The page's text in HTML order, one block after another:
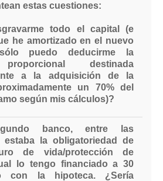
estas cuestiones:
todo el capital (e
he amortizado en el nuevo
puedo deducirme la
destinada
a la adquisición de la
un 70% del
según mis cálculos)?
banco, entre las
estaba la obligatoriedad de
de vida/protección de
lo tengo financiado a 30
con la hipoteca. ¿Sería